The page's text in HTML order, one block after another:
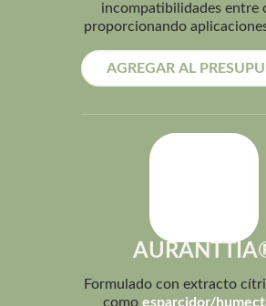
incompatibilidades entre
proporcionando
AGREGAR AL
Formulado con extracto
como esparcidor/